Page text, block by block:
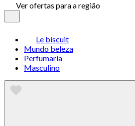
Ver ofertas para a região
Le biscuit
Mundo beleza
Perfumaria
Masculino